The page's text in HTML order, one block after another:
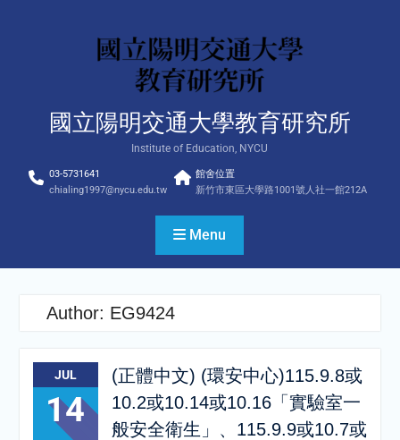
國立陽明交通大學教育研究所
Institute of Education, NYCU
03-5731641
chialing1997@nycu.edu.tw
館舍位置
新竹市東區大學路1001號人社一館212A
Menu
Author: EG9424
JUL
14
(正體中文) (環安中心)115.9.8或
10.2或10.14或10.16「實驗室一
般安全衛生」、115.9.9或10.7或